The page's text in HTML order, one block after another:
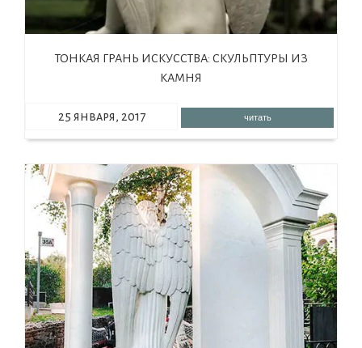
ТОНКАЯ ГРАНЬ ИСКУССТВА: СКУЛЬПТУРЫ ИЗ
КАМНЯ
25 января, 2017 читать